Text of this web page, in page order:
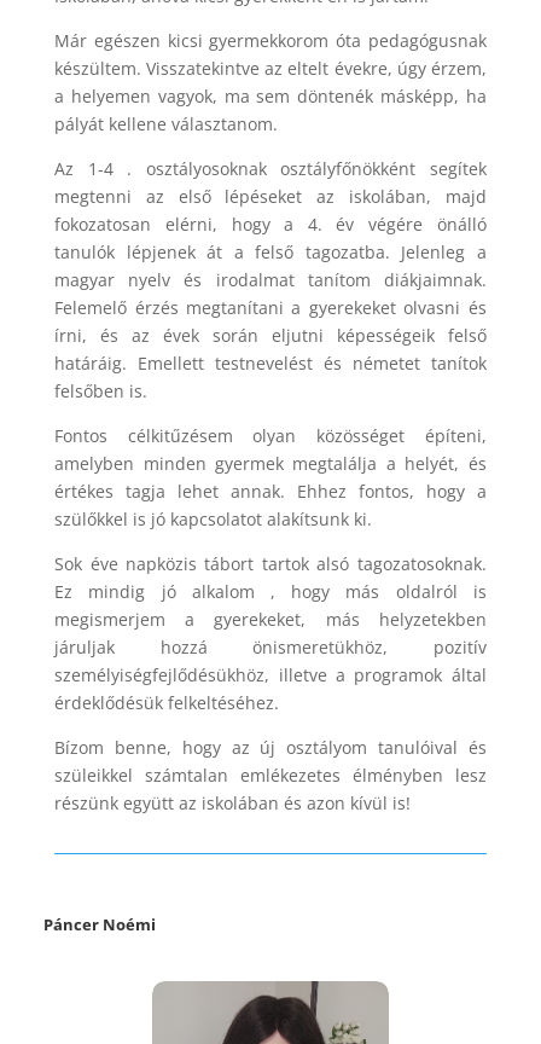
Már egészen kicsi gyermekkorom óta pedagógusnak
készültem. Visszatekintve az eltelt évekre, úgy érzem,
a helyemen vagyok, ma sem döntenék másképp, ha
pályát kellene választanom.
Az 1-4 . osztályosoknak osztályfőnökként segítek
megtenni az első lépéseket az iskolában, majd
fokozatosan elérni, hogy a 4. év végére önálló
tanulók lépjenek át a felső tagozatba. Jelenleg a
magyar nyelv és irodalmat tanítom diákjaimnak.
Felemelő érzés megtanítani a gyerekeket olvasni és
írni, és az évek során eljutni képességeik felső
határáig. Emellett testnevelést és németet tanítok
felsőben is.
Fontos célkitűzésem olyan közösséget építeni,
amelyben minden gyermek megtalálja a helyét, és
értékes tagja lehet annak. Ehhez fontos, hogy a
szülőkkel is jó kapcsolatot alakítsunk ki.
Sok éve napközis tábort tartok alsó tagozatosoknak.
Ez mindig jó alkalom , hogy más oldalról is
megismerjem a gyerekeket, más helyzetekben
járuljak hozzá önismeretükhöz, pozitív
személyiségfejlődésükhöz, illetve a programok által
érdeklődésük felkeltéséhez.
Bízom benne, hogy az új osztályom tanulóival és
szüleikkel számtalan emlékezetes élményben lesz
részünk együtt az iskolában és azon kívül is!
Páncer Noémi